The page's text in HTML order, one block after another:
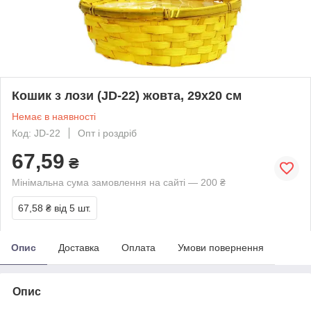
Кошик з лози (JD-22) жовта, 29х20 см
Немає в наявності
Код: JD-22
Опт і роздріб
67,59 ₴
Мінімальна сума замовлення на сайті — 200 ₴
67,58 ₴ від 5 шт.
Опис Доставка Оплата Умови повернення
Опис